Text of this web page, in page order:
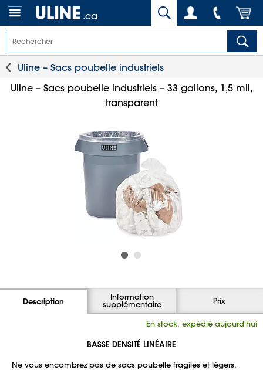
.ca
Uline – Sacs poubelle industriels
Uline – Sacs poubelle industriels – 33 gallons, 1,5 mil,
transparent
Description Information
supplémentaire Prix
En stock, expédié aujourd'hui
BASSE DENSITÉ LINÉAIRE
Ne vous encombrez pas de sacs poubelle fragiles et légers.